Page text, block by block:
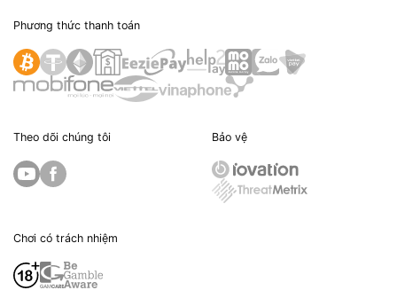
Phương thức thanh toán
Theo dõi chúng tôi Bảo vệ
Chơi có trách nhiệm